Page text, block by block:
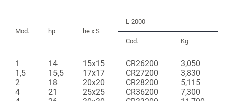
Mod. hp he x S
L-2000
Cod. Kg
1
1,5
2
4
14
15,5
18
21
15x15
17x17
20x20
25x25
CR26200
CR27200
CR28200
CR36200
3,050
3,830
5,115
7,300